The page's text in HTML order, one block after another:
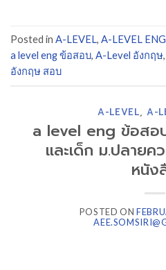
Posted in A-LEVEL, A-LEVEL ENG
a level eng ข้อสอบ, A-Level อังกฤษ,
อังกฤษ สอบ
A-LEVEL, A-
a level eng ข้อสอ
และเด็ก ม.ปลายค
หนัง
POSTED ON